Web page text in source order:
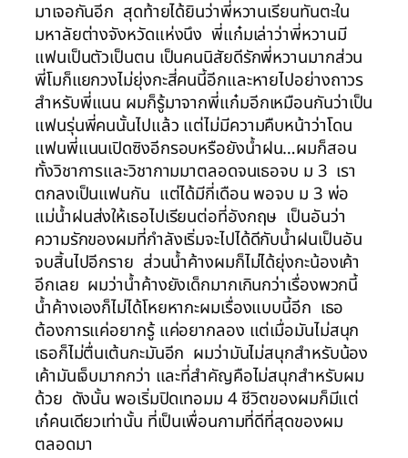
มาเจอกันอีก สุดท้ายได้ยินว่าพี่หวานเรียนทันตะใน
มหาลัยต่างจังหวัดแห่งนึง พี่แก๋มเล่าว่าพี่หวานมี
แฟนเป็นตัวเป็นตน เป็นคนนิสัยดีรักพี่หวานมากส่วน
พี่โมก็แยกวงไม่ยุ่งกะสี่คนนี้อีกและหายไปอย่างถาวร
สำหรับพี่แนน ผมก็รู้มาจากพี่แก๋มอีกเหมือนกันว่าเป็น
แฟนรุ่นพี่คนนั้นไปแล้ว แต่ไม่มีความคืบหน้าว่าโดน
แฟนพี่แนนเปิดซิงอีกรอบหรือยังน้ำฝน…ผมก็สอน
ทั้งวิชาการและวิชากามมาตลอดจนเธอจบ ม 3 เรา
ตกลงเป็นแฟนกัน แต่ได้มีกี่เดือน พอจบ ม 3 พ่อ
แม่น้ำฝนส่งให้เธอไปเรียนต่อที่อังกฤษ เป็นอันว่า
ความรักของผมที่กำลังเริ่มจะไปได้ดีกับน้ำฝนเป็นอัน
จบสิ้นไปอีกราย ส่วนน้ำค้างผมก็ไม่ได้ยุ่งกะน้องเค้า
อีกเลย ผมว่าน้ำค้างยังเด็กมากเกินกว่าเรื่องพวกนี้
น้ำค้างเองก็ไม่ได้โหยหากะผมเรื่องแบบนี้อีก เธอ
ต้องการแค่อยากรู้ แค่อยากลอง แต่เมื่อมันไม่สนุก
เธอก็ไม่ตื่นเต้นกะมันอีก ผมว่ามันไม่สนุกสำหรับน้อง
เค้ามันเจ็บมากกว่า และที่สำคัญคือไม่สนุกสำหรับผม
ด้วย ดังนั้น พอเริ่มปิดเทอมม 4 ชีวิตของผมก็มีแต่
เก๋คนเดียวเท่านั้น ที่เป็นเพื่อนกามที่ดีที่สุดของผม
ตลอดมา